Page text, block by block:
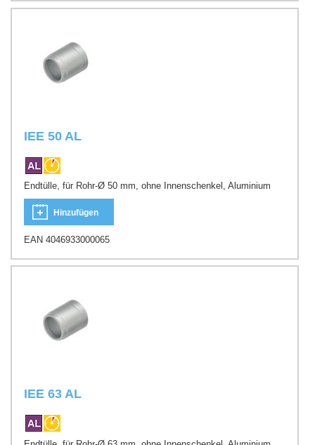
IEE 50 AL
Endtülle, für Rohr-Ø 50 mm, ohne Innenschenkel, Aluminium
Hinzufügen
EAN 4046933000065
IEE 63 AL